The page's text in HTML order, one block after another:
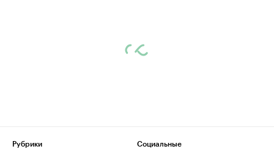
Рубрики
Социальные